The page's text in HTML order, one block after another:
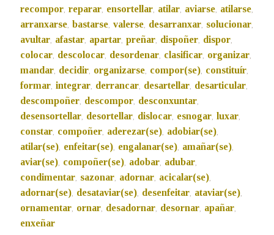
Marcas gramaticais
Pertence a
LIMPAR
recompor, reparar, ensortellar, atilar, aviarse, atilarse,
arranxarse, bastarse, valerse, desarranxar, solucionar,
avultar, afastar, apartar, preñar, dispoñer, dispor,
colocar, descolocar, desordenar, clasificar, organizar,
mandar, decidir, organizarse, compor(se), constituír,
formar, integrar, derrancar, desartellar, desarticular,
descompoñer, descompor, desconxuntar,
desensortellar, desortellar, dislocar, esnogar, luxar,
constar, compoñer, aderezar(se), adobiar(se),
atilar(se), enfeitar(se), engalanar(se), amañar(se),
aviar(se), compoñer(se), adobar, adubar,
condimentar, sazonar, adornar, acicalar(se),
adornar(se), desataviar(se), desenfeitar, ataviar(se),
ornamentar, ornar, desadornar, desornar, apañar,
enxeñar